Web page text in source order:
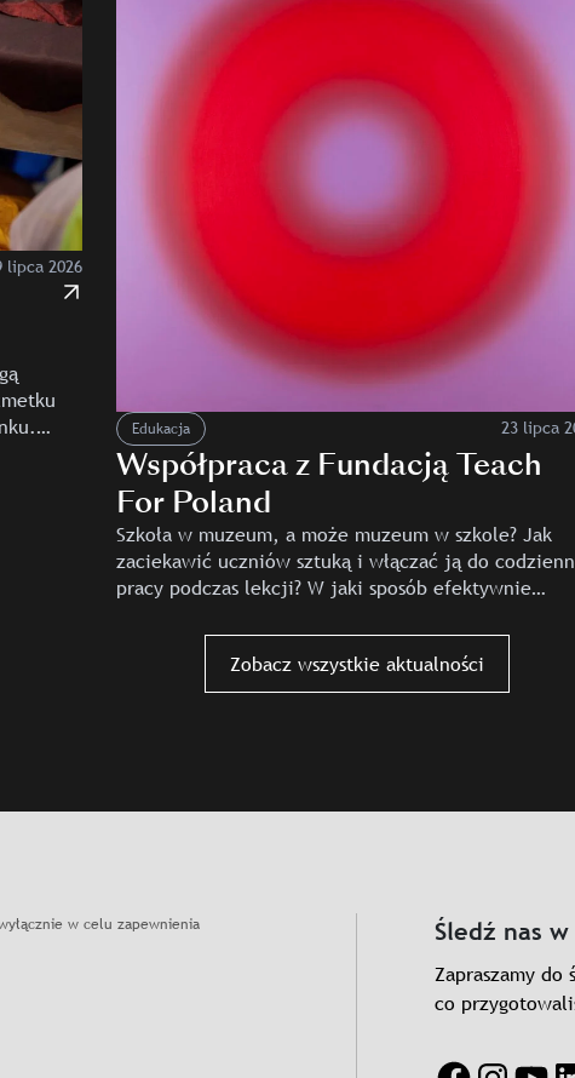
lipca 2026
Edukacja 23 lipca
Współpraca z Fundacją Teach
For Poland
Szkoła w muzeum, a może muzeum w szkole? Jak
zaciekawić uczniów sztuką i włączać ją do
pracy podczas lekcji? W jaki sposób efektywnie
W pierwszej połowie lipca Muzeum…
Zobacz wszystkie aktualności
w celu zapewnienia
Śledź nas
Zapraszamy
co